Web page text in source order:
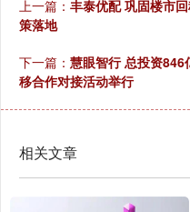
上一篇： 丰泰优配 巩固楼市
策落地
下一篇： 慧眼智行 总投资846
移合作对接活动举行
相关文章